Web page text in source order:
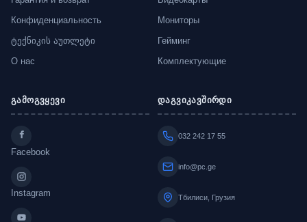
Конфиденциальность
ტექნიკის აუთლეტი
О нас
Мониторы
Гейминг
Комплектующие
გამოგვყევი
Facebook
Instagram
დაგვიკავშირდი
032 242 17 55
info@pc.ge
Тбилиси, Грузия